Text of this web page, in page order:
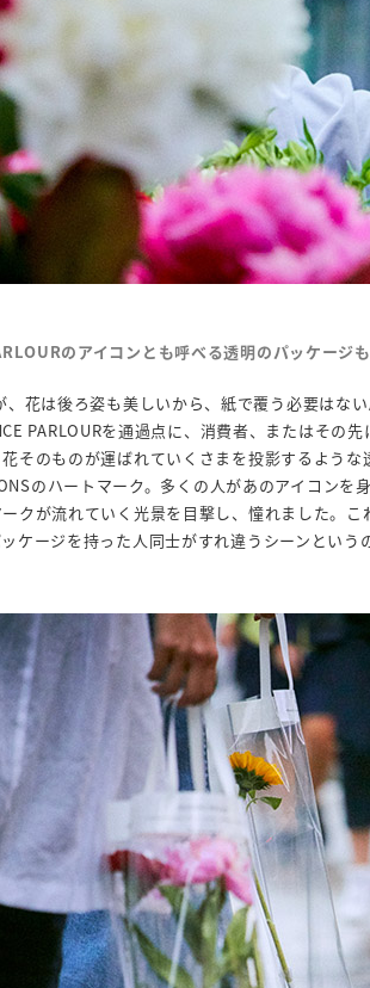
のアイコンとも呼べる透明のパッケージ
、花は後ろ姿も美しいから、紙で覆う必要はな
PARLOURを通過点に、消費者、またはその
そのものが運ばれていくさまを投影するよう
のハートマーク。多くの人があのアイコン
クが流れていく光景を目撃し、憧れました。
ケージを持った人同士がすれ違うシーンという